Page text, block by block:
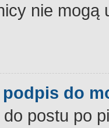
nie
do
postu po